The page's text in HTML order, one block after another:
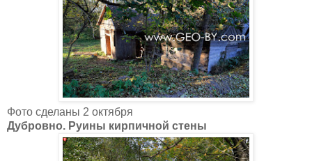
Фото сделаны 2 октября
Дубровно. Руины кирпичной стены